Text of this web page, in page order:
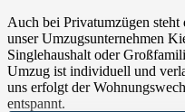
Auch bei Privatumzügen
unser Umzugsunternehmen
Singlehaushalt oder
Umzug ist individuell und
uns erfolgt der
entspannt.